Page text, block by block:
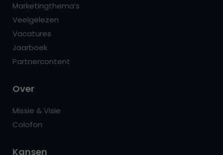
Marketingthema’s
Veelgelezen
Vacatures
Jaarboek
Partnercontent
Over
Missie & Visie
Colofon
Kansen